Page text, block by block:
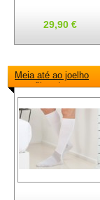
29,90 €
Meia até ao joelho
com fibra de prata